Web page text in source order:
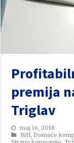
premija
Triglav
maj 16, 2018
BiH, Domaće